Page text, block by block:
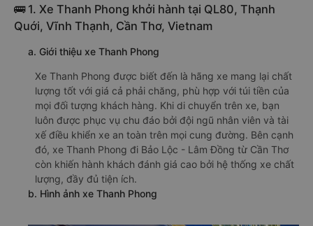
🚌 1. Xe Thanh Phong khởi hành tại QL80, Thạnh
Quới, Vĩnh Thạnh, Cần Thơ, Vietnam
a. Giới thiệu xe Thanh Phong
Xe Thanh Phong được biết đến là hãng xe mang lại chất
lượng tốt với giá cả phải chăng, phù hợp với túi tiền của
mọi đối tượng khách hàng. Khi di chuyển trên xe, bạn
luôn được phục vụ chu đáo bởi đội ngũ nhân viên và tài
xế điều khiển xe an toàn trên mọi cung đường. Bên cạnh
đó, xe Thanh Phong đi Bảo Lộc - Lâm Đồng từ Cần Thơ
còn khiến hành khách đánh giá cao bởi hệ thống xe chất
lượng, đầy đủ tiện ích.
b. Hình ảnh xe Thanh Phong